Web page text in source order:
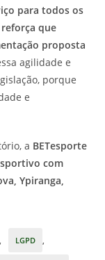
para todos os
que
proposta
agilidade e
porque
e
a BETesporte
com
Ypiranga,
LGPD